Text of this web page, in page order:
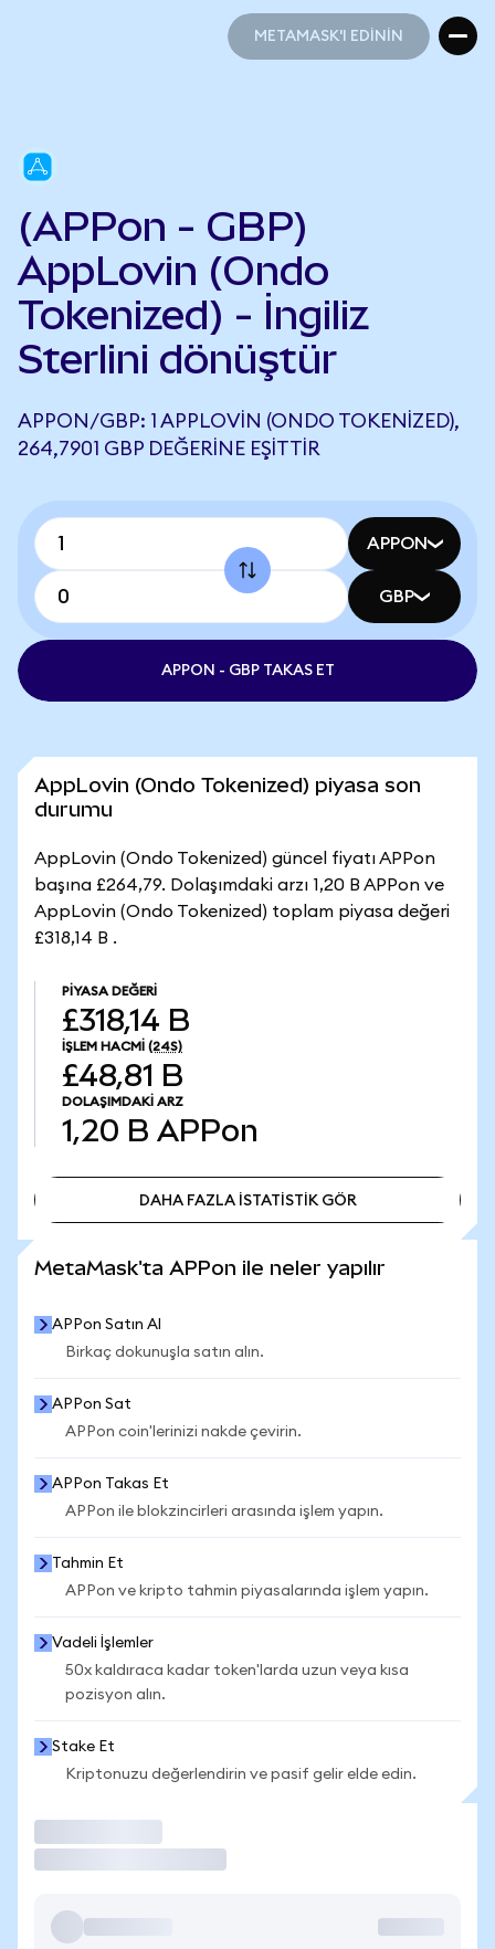
METAMASK'I EDİNİN
(APPon - GBP)
AppLovin (Ondo
Tokenized) - İngiliz
Sterlini dönüştür
APPON/GBP: 1 APPLOVIN (ONDO TOKENIZED),
264,7901 GBP DEĞERINE EŞITTIR
APPON
GBP
APPON - GBP TAKAS ET
AppLovin (Ondo Tokenized) piyasa son
durumu
AppLovin (Ondo Tokenized) güncel fiyatı APPon
başına £264,79. Dolaşımdaki arzı 1,20 B APPon ve
AppLovin (Ondo Tokenized) toplam piyasa değeri
£318,14 B .
PIYASA DEĞERI
£318,14 B
İŞLEM HACMI (24S)
£48,81 B
DOLAŞIMDAKI ARZ
1,20 B APPon
DAHA FAZLA İSTATİSTİK GÖR
MetaMask'ta APPon ile neler yapılır
APPon Satın Al
Birkaç dokunuşla satın alın.
APPon Sat
APPon coin'lerinizi nakde çevirin.
APPon Takas Et
APPon ile blokzincirleri arasında işlem yapın.
Tahmin Et
APPon ve kripto tahmin piyasalarında işlem yapın.
Vadeli İşlemler
50x kaldıraca kadar token'larda uzun veya kısa
pozisyon alın.
Stake Et
Kriptonuzu değerlendirin ve pasif gelir elde edin.